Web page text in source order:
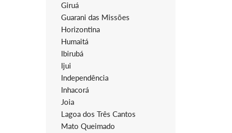
Giruá
Guarani das Missões
Horizontina
Humaitá
Ibirubá
Ijui
Independência
Inhacorá
Joia
Lagoa dos Três Cantos
Mato Queimado